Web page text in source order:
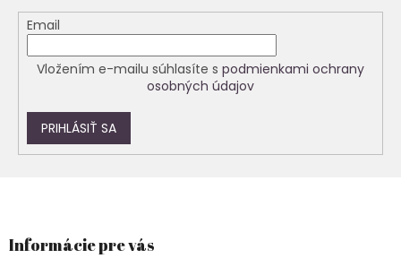
ý
p
s
u
Email
Vložením e-mailu súhlasíte s podmienkami ochrany
osobných údajov
PRIHLÁSIŤ SA
äInformácie pre vás